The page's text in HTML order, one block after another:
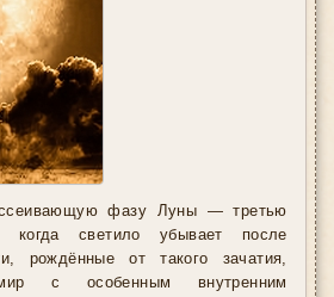
фазу Луны — третью
когда светило убывает после
рождённые от такого зачатия,
с особенным внутренним